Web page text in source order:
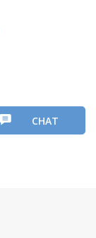
CHAT